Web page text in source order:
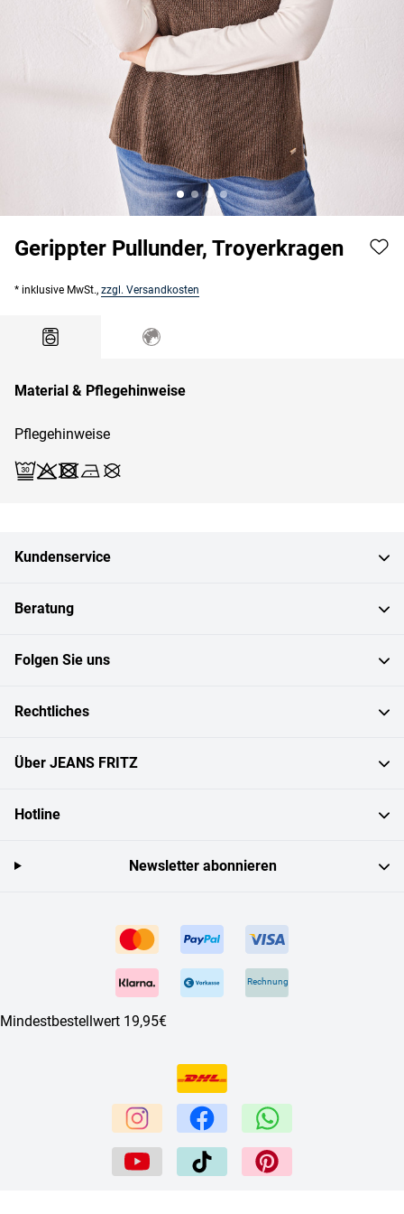
Gerippter Pullunder, Troyerkragen
* inklusive MwSt., zzgl. Versandkosten
Material & Pflegehinweise
Pflegehinweise
Kundenservice
Beratung
Folgen Sie uns
Rechtliches
Über JEANS FRITZ
Hotline
Rechnung
Mindestbestellwert 19,95€
Newsletter abonnieren